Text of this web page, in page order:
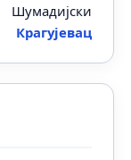
Шумадијски
Крагујевац